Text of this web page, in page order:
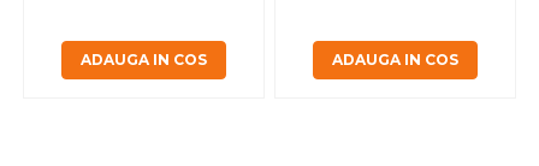
ADAUGA IN COS ADAUGA IN COS